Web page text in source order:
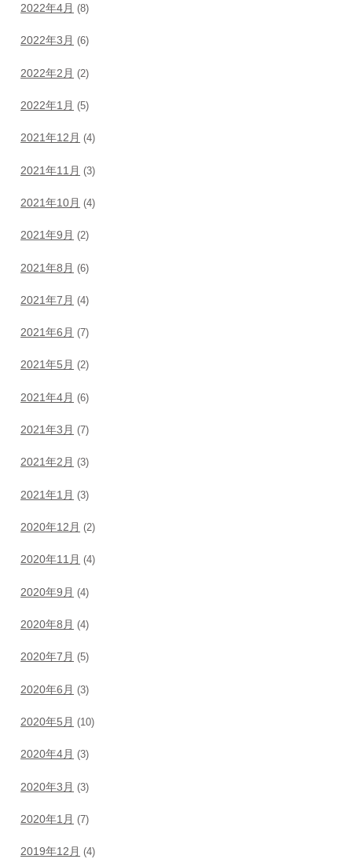
2022年4月 (8)
2022年3月 (6)
2022年2月 (2)
2022年1月 (5)
2021年12月 (4)
2021年11月 (3)
2021年10月 (4)
2021年9月 (2)
2021年8月 (6)
2021年7月 (4)
2021年6月 (7)
2021年5月 (2)
2021年4月 (6)
2021年3月 (7)
2021年2月 (3)
2021年1月 (3)
2020年12月 (2)
2020年11月 (4)
2020年9月 (4)
2020年8月 (4)
2020年7月 (5)
2020年6月 (3)
2020年5月 (10)
2020年4月 (3)
2020年3月 (3)
2020年1月 (7)
2019年12月 (4)